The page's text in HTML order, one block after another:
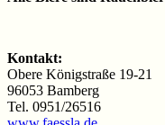
Kontakt:
Obere Königstraße 19-21
96053 Bamberg
Tel. 0951/26516